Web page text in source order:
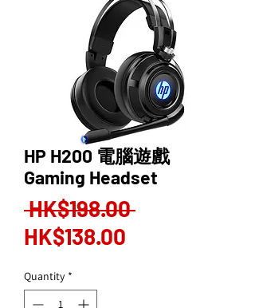
HP H200 電腦遊戲
Gaming Headset
HK$198.00 Regular
HK$138.00
Quantity *